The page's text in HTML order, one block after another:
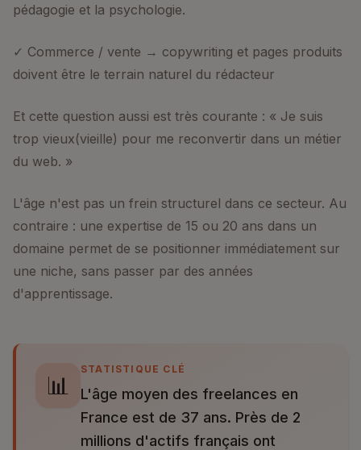
pédagogie et la psychologie.
✓ Commerce / vente → copywriting et pages produits
doivent être le terrain naturel du rédacteur
Et cette question aussi est très courante : « Je suis
trop vieux(vieille) pour me reconvertir dans un métier
du web. »
L'âge n'est pas un frein structurel dans ce secteur. Au
contraire : une expertise de 15 ou 20 ans dans un
domaine permet de se positionner immédiatement sur
une niche, sans passer par des années
d'apprentissage.
📊
STATISTIQUE CLÉ
L'âge moyen des freelances en
France est de 37 ans. Près de 2
millions d'actifs français ont